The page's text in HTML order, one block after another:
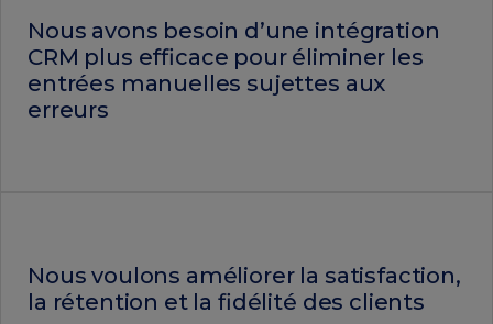
Nous avons besoin d’une intégration
CRM plus efficace pour éliminer les
entrées manuelles sujettes aux
erreurs
Nous voulons améliorer la satisfaction,
la rétention et la fidélité des clients